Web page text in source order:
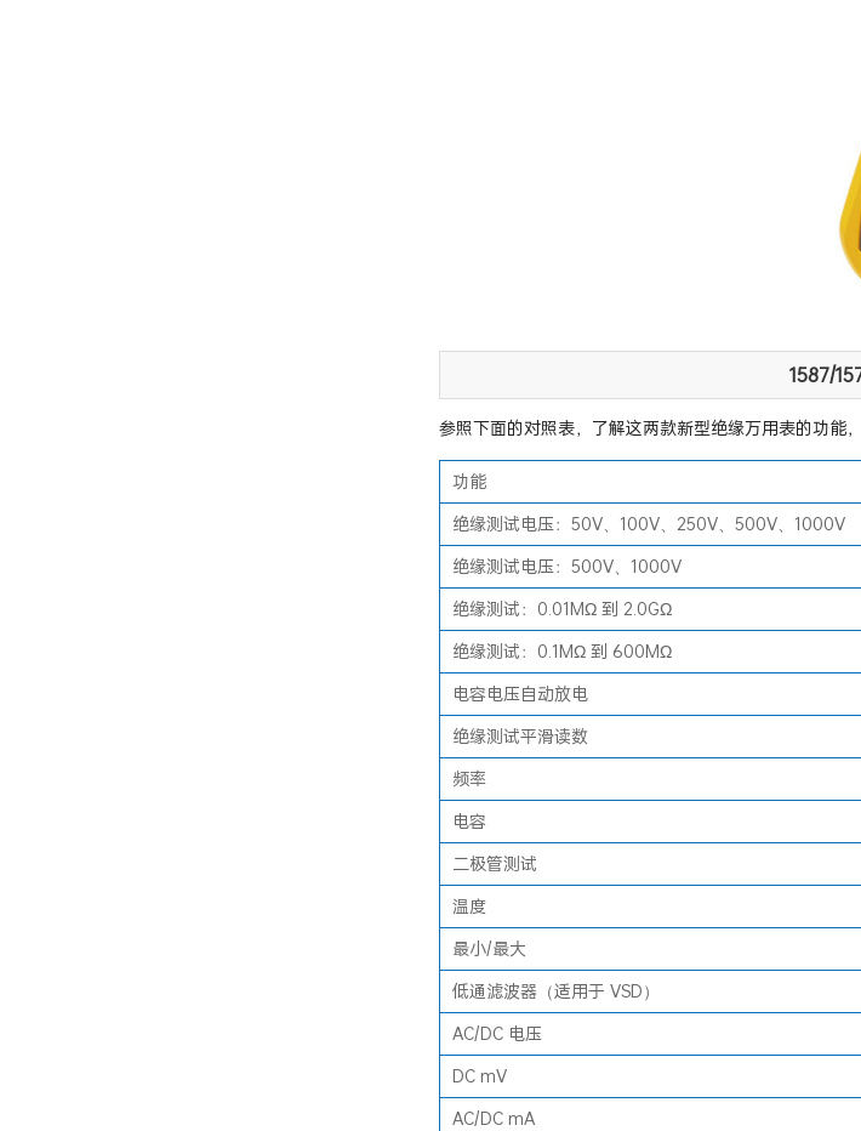
1587/
参照下面的对照表，了解这两款新型绝缘万用表的功能
功能
绝缘测试电压：50V、100V、250V、500V、1000V
绝缘测试电压：500V、1000V
绝缘测试：0.01MΩ 到 2.0GΩ
绝缘测试：0.1MΩ 到 600MΩ
电容电压自动放电
绝缘测试平滑读数
频率
电容
二极管测试
温度
最小/最大
低通滤波器（适用于 VSD）
AC/DC 电压
DC mV
AC/DC mA